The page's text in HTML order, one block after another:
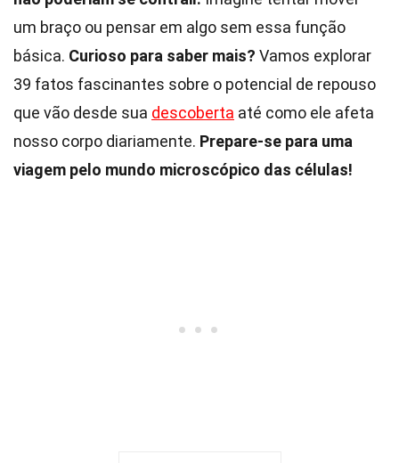
um braço ou pensar em algo sem essa função
básica. Curioso para saber mais? Vamos explorar
39 fatos fascinantes sobre o potencial de repouso
que vão desde sua descoberta até como ele afeta
nosso corpo diariamente. Prepare-se para uma
viagem pelo mundo microscópico das células!